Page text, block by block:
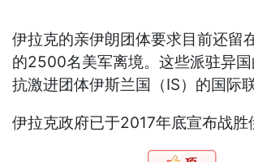
伊拉克的亲伊朗团体要求目前还留
的2500名美军离境。这些派驻异
抗激进团体伊斯兰国（IS）的国际联
伊拉克政府已于2017年底宣布战胜